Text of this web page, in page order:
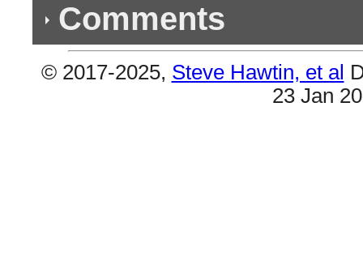
Comments
Previous
© 2017-2025, Steve Hawtin, et al
23 Jan